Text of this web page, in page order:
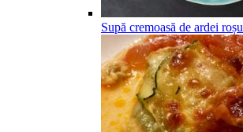
Supă cremoasă de ardei roșu